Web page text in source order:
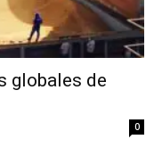
globales de
0